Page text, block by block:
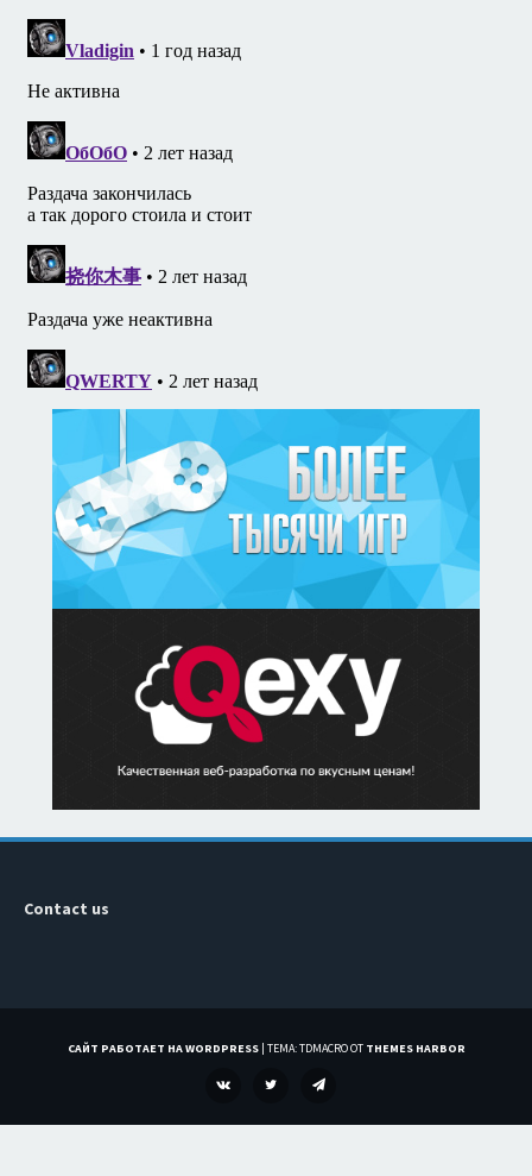
Contact us
САЙТ РАБОТАЕТ НА WORDPRESS | ТЕМА: TDMACRO ОТ THEMES HARBOR
TWITTER